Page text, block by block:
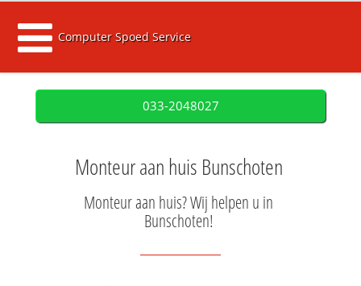
Computer Spoed Service
033-2048027
Monteur aan huis Bunschoten
Monteur aan huis? Wij helpen u in
Bunschoten!